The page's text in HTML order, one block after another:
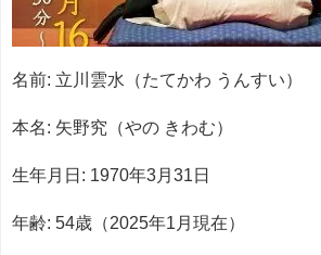
名前: 立川雲水（たてかわ うんすい）
本名: 矢野究（やの きわむ）
生年月日: 1970年3月31日
年齢: 54歳（2025年1月現在）